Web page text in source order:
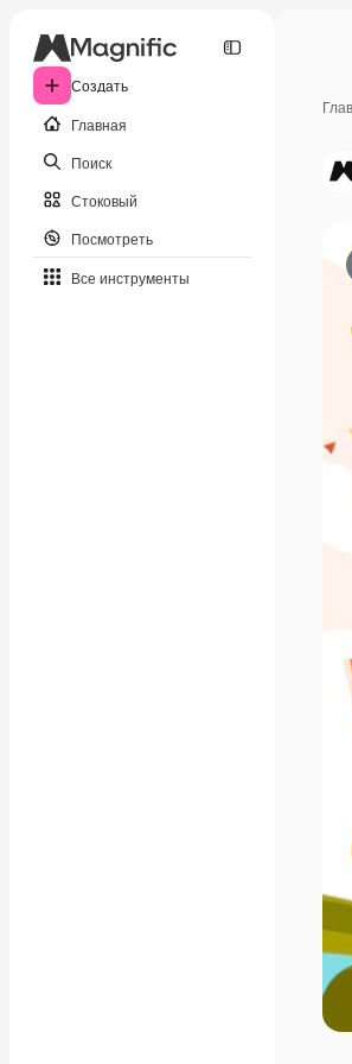
Создать
Главная
Поиск
Стоковый
Посмотреть
Все инструменты